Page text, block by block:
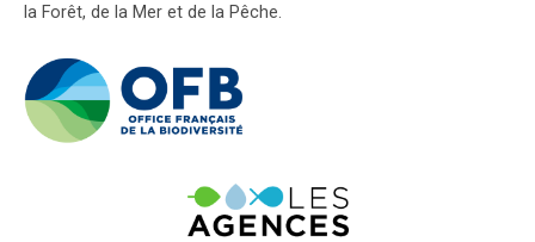
la Forêt, de la Mer et de la Pêche.